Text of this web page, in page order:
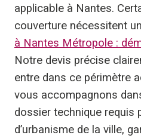
applicable à Nantes.
couverture nécessitent
à Nantes Métropole :
Notre devis précise
entre dans ce périmètre
vous accompagnons
dossier technique requis
d’urbanisme de la ville,